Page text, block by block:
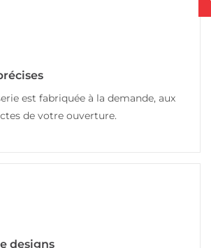
est fabriquée à la demande, aux
de votre ouverture.